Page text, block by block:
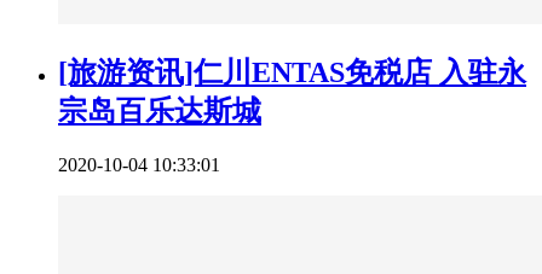
[旅游资讯]仁川ENTAS免税店 入驻永
宗岛百乐达斯城
2020-10-04 10:33:01